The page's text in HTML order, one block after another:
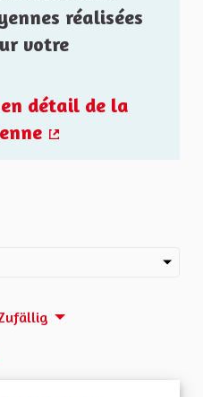
réalisées
votre
détail de la